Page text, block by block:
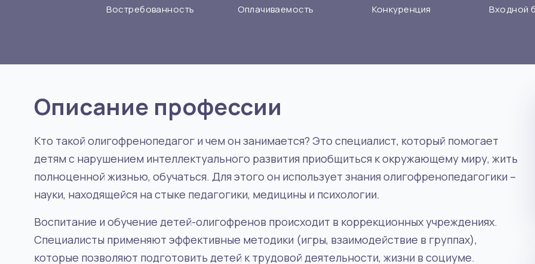
Востребованность Оплачиваемость Конкуренция Входной
Описание профессии
Кто такой олигофренопедагог и чем он занимается? Это специалист, который помогает
детям с нарушением интеллектуального развития приобщиться к окружающему миру, жить
полноценной жизнью, обучаться. Для этого он использует знания олигофренопедагогики –
науки, находящейся на стыке педагогики, медицины и психологии.
Воспитание и обучение детей-олигофренов происходит в коррекционных учреждениях.
Специалисты применяют эффективные методики (игры, взаимодействие в группах),
которые позволяют подготовить детей к трудовой деятельности, жизни в социуме.